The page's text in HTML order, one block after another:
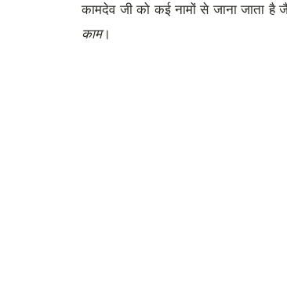
कामदेव जी को कई नामों से जाना जाता है
काम।